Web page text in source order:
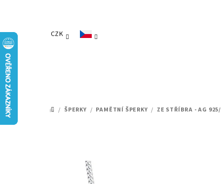
CZK
DOMŮ
/ ŠPERKY / PAMĚTNÍ ŠPERKY / ZE STŘÍBRA - AG